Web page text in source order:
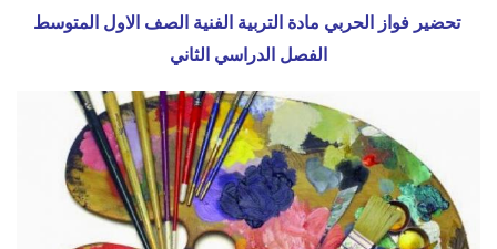
تحضير فواز الحربي مادة التربية الفنية الصف الاول المتوسط
الفصل الدراسي الثاني